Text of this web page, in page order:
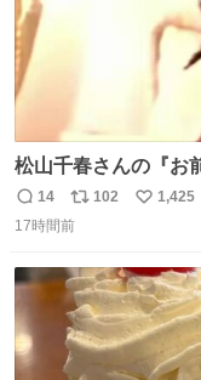
松山千春さんの『お
言で… 中森明菜
返
信
14
リ
ポ
ト
数
102
い
数
1,425
17時間前